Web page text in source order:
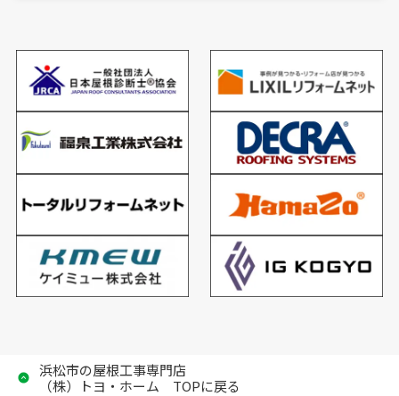
浜松市の屋根工事専門店
（株）トヨ・ホーム TOPに戻る